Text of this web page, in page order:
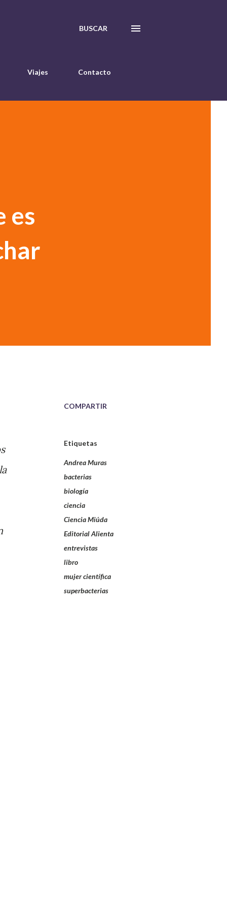
BUSCAR
Viajes Contacto
es
COMPARTIR
Etiquetas
Andrea Muras
bacterias
biología
ciencia
Ciencia Miúda
Editorial Alienta
entrevistas
libro
mujer científica
superbacterias